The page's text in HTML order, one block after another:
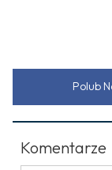
Polub
Komentarze